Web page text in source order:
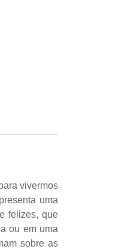
vivermos
uma
felizes, que
ou em uma
sobre as